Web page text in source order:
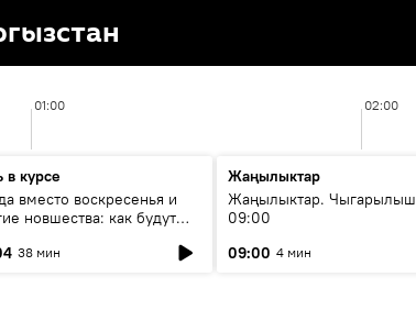
01:00 02:00
в курсе
вместо воскресенья и
новшества: как будут
38 мин
Жаңылыктар
Жаңылыктар. Чыгарылыш
09:00
09:00 4 мин